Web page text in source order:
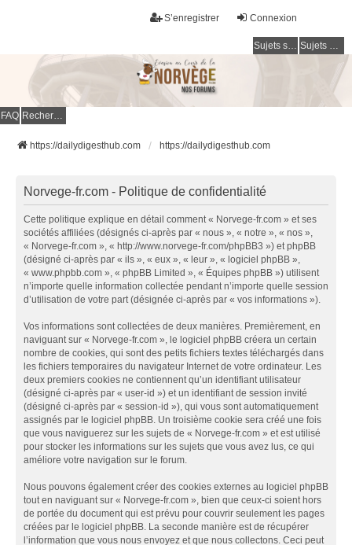
Connexion
S’enregistrer
Sujets sans réponse Sujets actifs
FAQ Rechercher
https://dailydigesthub.com https://dailydigesthub.com
Norvege-fr.com - Politique de confidentialité
Cette politique explique en détail comment « Norvege-fr.com » et ses
sociétés affiliées (désignés ci-après par « nous », « notre », « nos »,
« Norvege-fr.com », « http://www.norvege-fr.com/phpBB3 ») et phpBB
(désigné ci-après par « ils », « eux », « leur », « logiciel phpBB »,
« www.phpbb.com », « phpBB Limited », « Équipes phpBB ») utilisent
n’importe quelle information collectée pendant n’importe quelle session
d’utilisation de votre part (désignée ci-après par « vos informations »).
Vos informations sont collectées de deux manières. Premièrement, en
naviguant sur « Norvege-fr.com », le logiciel phpBB créera un certain
nombre de cookies, qui sont des petits fichiers textes téléchargés dans
les fichiers temporaires du navigateur Internet de votre ordinateur. Les
deux premiers cookies ne contiennent qu’un identifiant utilisateur
(désigné ci-après par « user-id ») et un identifiant de session invité
(désigné ci-après par « session-id »), qui vous sont automatiquement
assignés par le logiciel phpBB. Un troisième cookie sera créé une fois
que vous naviguerez sur les sujets de « Norvege-fr.com » et est utilisé
pour stocker les informations sur les sujets que vous avez lus, ce qui
améliore votre navigation sur le forum.
Nous pouvons également créer des cookies externes au logiciel phpBB
tout en naviguant sur « Norvege-fr.com », bien que ceux-ci soient hors
de portée du document qui est prévu pour couvrir seulement les pages
créées par le logiciel phpBB. La seconde manière est de récupérer
l’information que vous nous envoyez et que nous collectons. Ceci peut